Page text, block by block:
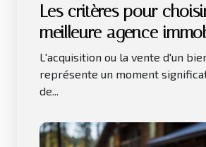
Les critères pour
meilleure agence
Toulouse
L'acquisition ou la vente d'un
représente un moment
de...